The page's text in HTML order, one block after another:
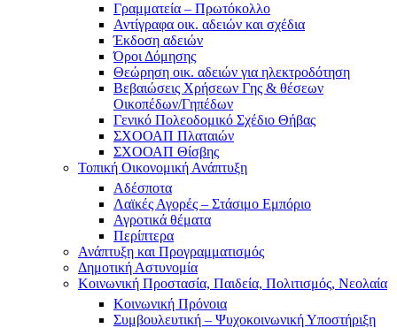
Γραμματεία – Πρωτόκολλο
Αντίγραφα οικ. αδειών και σχέδια
Έκδοση αδειών
Όροι Δόμησης
Θεώρηση οικ. αδειών για ηλεκτροδότηση
Βεβαιώσεις Χρήσεων Γης & θέσεων
Οικοπέδων/Γηπέδων
Γενικό Πολεοδομικό Σχέδιο Θήβας
ΣΧΟΟΑΠ Πλαταιών
ΣΧΟΟΑΠ Θίσβης
Τοπική Οικονομική Ανάπτυξη
Αδέσποτα
Λαϊκές Αγορές – Στάσιμο Εμπόριο
Αγροτικά θέματα
Περίπτερα
Ανάπτυξη και Προγραμματισμός
Δημοτική Αστυνομία
Κοινωνική Προστασία, Παιδεία, Πολιτισμός, Νεολαία
Κοινωνική Πρόνοια
Συμβουλευτική – Ψυχοκοινωνική Υποστήριξη